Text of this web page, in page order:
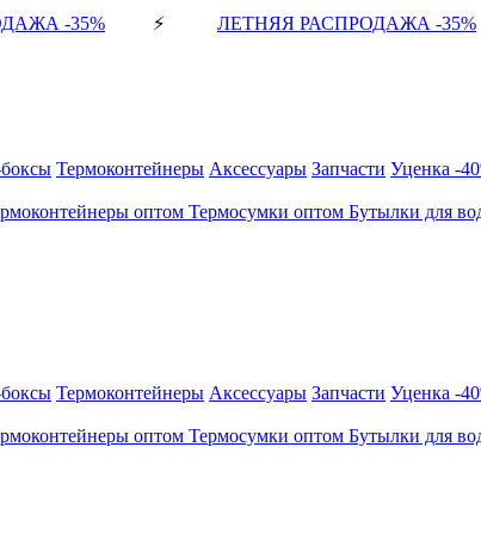
-35% ⚡ ЛЕТНЯЯ РАСПРОДАЖА -35%
Термоконтейнеры Аксессуары Запчасти Уценка -
оптом Термосумки оптом Бутылки для
Термоконтейнеры Аксессуары Запчасти Уценка -
оптом Термосумки оптом Бутылки для